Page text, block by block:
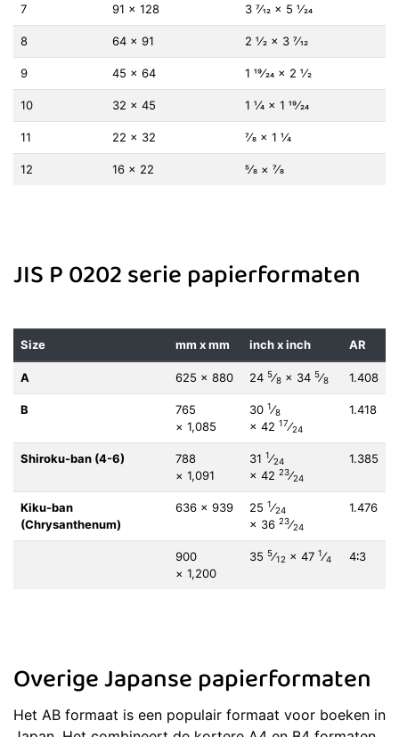
7 91 × 128 3 7⁄12 × 5 1⁄24
8 64 × 91 2 1⁄2 × 3 7⁄12
9 45 × 64 1 19⁄24 × 2 1⁄2
10 32 × 45 1 1⁄4 × 1 19⁄24
11 22 × 32 7⁄8 × 1 1⁄4
12 16 × 22 5⁄8 × 7⁄8
JIS P 0202 serie papierformaten
Size mm x mm inch x inch AR
A 625 × 880 24 5⁄8 × 34 5⁄8 1.408
B
765
× 1,085
30 1⁄8
× 42 17⁄24
1.418
Shiroku-ban (4-6)
788
× 1,091
31 1⁄24
× 42 23⁄24
1.385
Kiku-ban
(Chrysanthenum)
636 × 939 25 1⁄24
× 36 23⁄24
1.476
900
× 1,200
35 5⁄12 × 47 1⁄4 4∶3
Overige Japanse papierformaten
Het AB formaat is een populair formaat voor boeken in